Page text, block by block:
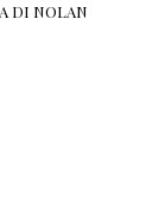
DI NOLAN